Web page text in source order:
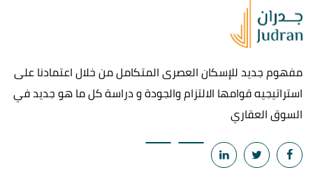
مفهوم جديد للإسكان العصرى المتكامل من خلال اعتمادنا على
استراتيجيه قوامها الالتزام والجودة و دراسة كل ما هو جديد في
السوق العقاري